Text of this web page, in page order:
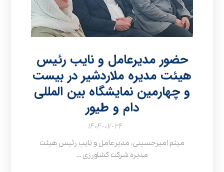
حضور مدیرعامل و نایب رئیس
هیئت‌ مدیره ملاردشیر در بیست‌
و چهارمین نمایشگاه بین‌ المللی
دام و طیور
۱۴۰۴-۰۷-۲۴
میثم امیرحسینی، مدیرعامل و نایب رئیس هیئت‌
مدیره شرکت کشاورزی ...